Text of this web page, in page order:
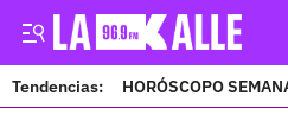
Tendencias: HORÓSCOPO